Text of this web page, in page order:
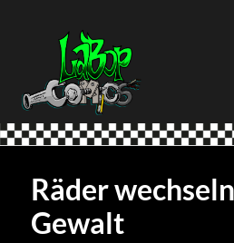
Räder
Gewalt